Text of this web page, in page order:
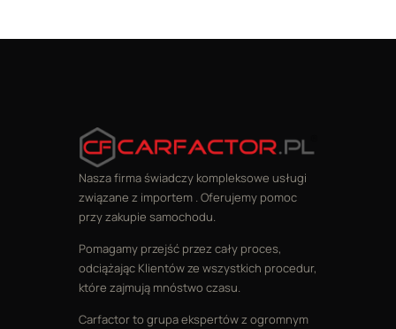
Nasza firma świadczy kompleksowe usługi
związane z importem . Oferujemy pomoc
przy zakupie samochodu.
Pomagamy przejść przez cały proces,
odciążając Klientów ze wszystkich procedur,
które zajmują mnóstwo czasu.
Carfactor to grupa ekspertów z ogromnym